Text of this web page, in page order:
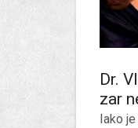
Dr.
zar
Iako